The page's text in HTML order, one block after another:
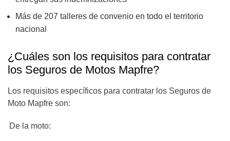
Más de 207 talleres de convenio en todo el territorio
nacional
¿Cuáles son los requisitos para contratar
los Seguros de Motos Mapfre?
Los requisitos específicos para contratar los Seguros de
Moto Mapfre son:
De la moto: